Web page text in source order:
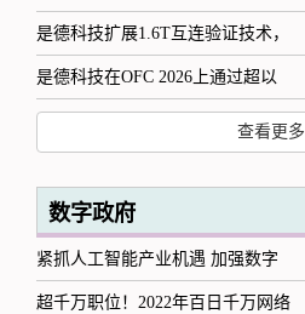
是德科技扩展1.6T互连验证技术，
是德科技在OFC 2026上通过超以
查看更多
数字政府
紧抓人工智能产业机遇 加强数字
超千万职位！2022年百日千万网络